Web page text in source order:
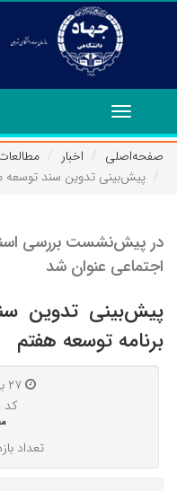
Toggle
navigation
صفحه‌اصلی
اخبار
پیش‌بینی تدوین سند توسعه
در پیش‌نشست بررسی
اجتماعی عنوان شد
پیش‌بینی تدوین
برنامه توسعه هفتم
کد :
تعداد